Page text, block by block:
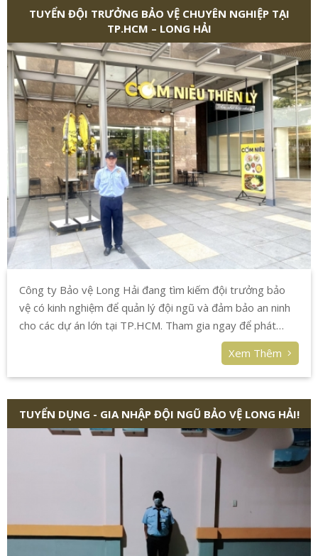
TUYỂN ĐỘI TRƯỞNG BẢO VỆ CHUYÊN NGHIỆP TẠI
TP.HCM – LONG HẢI
Công ty Bảo vệ Long Hải đang tìm kiếm đội trưởng bảo
vệ có kinh nghiệm để quản lý đội ngũ và đảm bảo an ninh
cho các dự án lớn tại TP.HCM. Tham gia ngay để phát
Xem Thêm
TUYỂN DỤNG - GIA NHẬP ĐỘI NGŨ BẢO VỆ LONG HẢI!